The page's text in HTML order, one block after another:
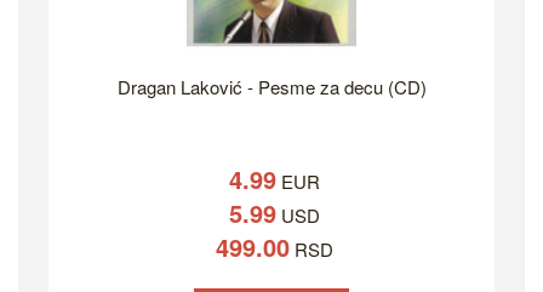
Dragan Laković - Pesme za decu (CD)
4.99 EUR
5.99 USD
499.00 RSD